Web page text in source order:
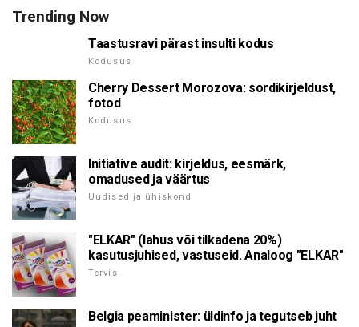
Trending Now
Taastusravi pärast insulti kodus
Kodusus
Cherry Dessert Morozova: sordikirjeldust,
fotod
Kodusus
Initiative audit: kirjeldus, eesmärk,
omadused ja väärtus
Uudised ja ühiskond
"ELKAR" (lahus või tilkadena 20%)
kasutusjuhised, vastuseid. Analoog "ELKAR"
Tervis
Belgia peaminister: üldinfo ja tegutseb juht